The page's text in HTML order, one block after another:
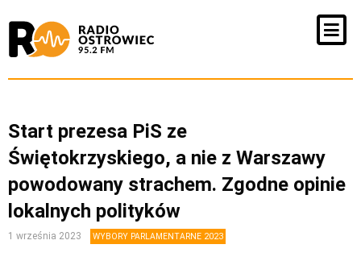
Start prezesa PiS ze
Świętokrzyskiego, a nie z Warszawy
powodowany strachem. Zgodne opinie
lokalnych polityków
1 września 2023 WYBORY PARLAMENTARNE 2023